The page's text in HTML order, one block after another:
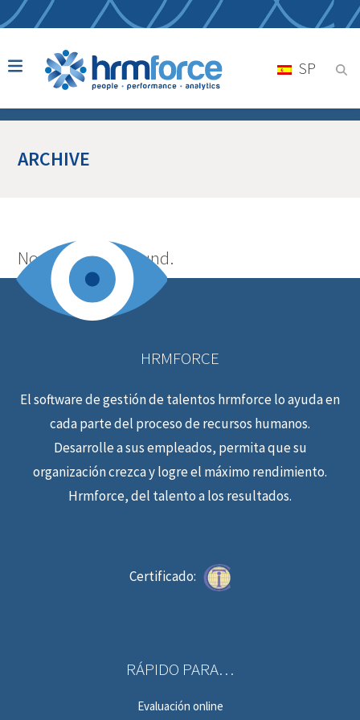
SP
ARCHIVE
No posts were found.
HRMFORCE
El software de gestión de talentos hrmforce lo ayuda en
cada parte del proceso de recursos humanos.
Desarrolle a sus empleados, permita que su
organización crezca y logre el máximo rendimiento.
Hrmforce, del talento a los resultados.
Certificado:
RÁPIDO PARA…
Evaluación online